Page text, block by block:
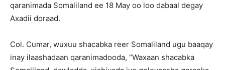
qaranimada Somaliland ee 18 May oo loo dabaal degay
Axadii doraad.
Col. Cumar, wuxuu shacabka reer Somaliland ugu baaqay
inay ilaashadaan qaranimadooda, “Waxaan shacabka